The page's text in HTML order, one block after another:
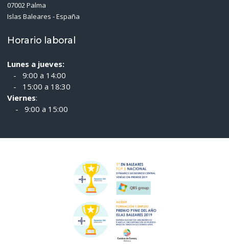
07002 Palma
Islas Baleares - España
Horario laboral
Lunes a jueves:
- 9:00 a 14:00
- 15:00 a 18:30
Viernes:
- 9:00 a 15:00